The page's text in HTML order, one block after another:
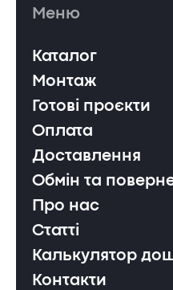
Меню
Каталог
Монтаж
Готові проєкти
Оплата
Доставлення
Обмін та
Про нас
Статті
Калькулятор
Контакти